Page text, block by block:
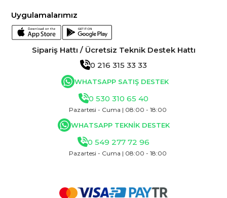
Uygulamalarımız
Sipariş Hattı / Ücretsiz Teknik Destek Hattı
0 216 315 33 33
WHATSAPP SATIŞ DESTEK
0 530 310 65 40
Pazartesi - Cuma | 08:00 - 18:00
WHATSAPP TEKNİK DESTEK
0 549 277 72 96
Pazartesi - Cuma | 08:00 - 18:00